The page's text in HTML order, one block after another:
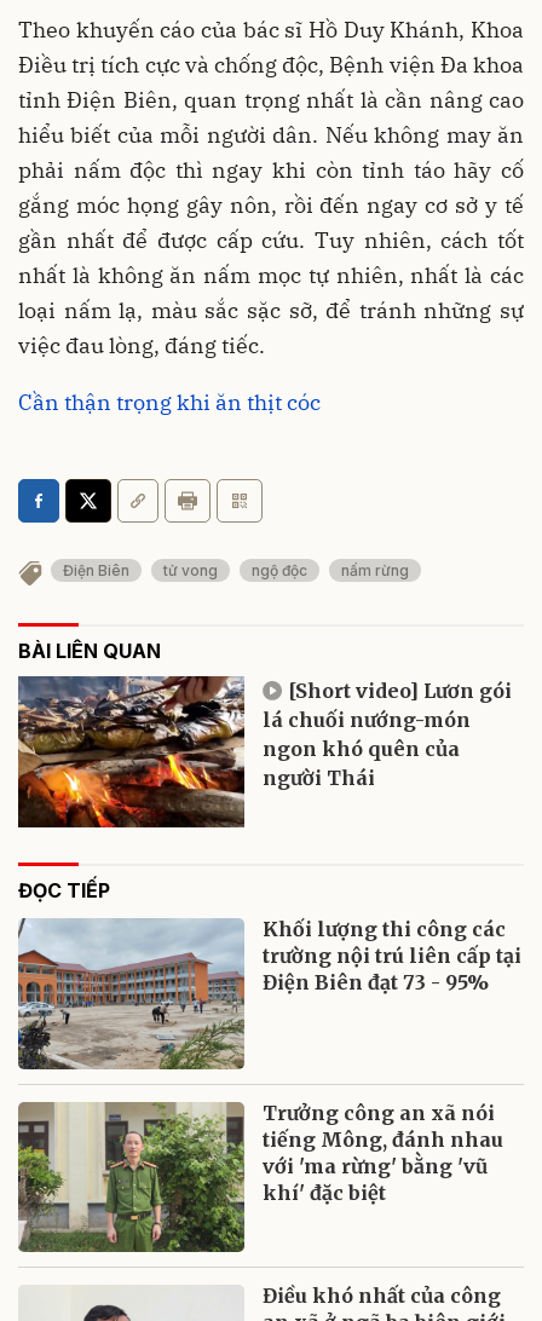
Theo khuyến cáo của bác sĩ Hồ Duy Khánh, Khoa
Điều trị tích cực và chống độc, Bệnh viện Đa khoa
tỉnh Điện Biên, quan trọng nhất là cần nâng cao
hiểu biết của mỗi người dân. Nếu không may ăn
phải nấm độc thì ngay khi còn tỉnh táo hãy cố
gắng móc họng gây nôn, rồi đến ngay cơ sở y tế
gần nhất để được cấp cứu. Tuy nhiên, cách tốt
nhất là không ăn nấm mọc tự nhiên, nhất là các
loại nấm lạ, màu sắc sặc sỡ, để tránh những sự
việc đau lòng, đáng tiếc.
Cần thận trọng khi ăn thịt cóc
Điện Biên tử vong ngộ độc nấm rừng
BÀI LIÊN QUAN
[Short video] Lươn gói
lá chuối nướng-món
ngon khó quên của
người Thái
ĐỌC TIẾP
Khối lượng thi công các
trường nội trú liên cấp tại
Điện Biên đạt 73 - 95%
Trưởng công an xã nói
tiếng Mông, đánh nhau
với 'ma rừng' bằng 'vũ
khí' đặc biệt
Điều khó nhất của công